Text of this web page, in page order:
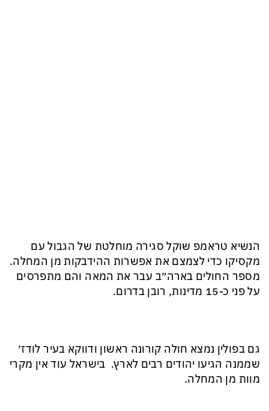
הנשיא טראמפ שוקל סגירה מוחלטת של הגבול עם
מקסיקו כדי לצמצם את אפשרות ההידבקות מן המחלה.
מספר החולים בארה״ב עבר את המאה והם מתפרסים
על פני כ-15 מדינות, רובן בדרום.
גם בפולין נמצא חולה קורונה ראשון ודווקא בעיר לודז׳
שממנה הגיעו יהודים רבים לארץ. בישראל עוד אין מקרי
מוות מן המחלה.